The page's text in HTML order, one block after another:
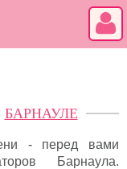
БАРНАУЛЕ
- перед вами
Барнаула.